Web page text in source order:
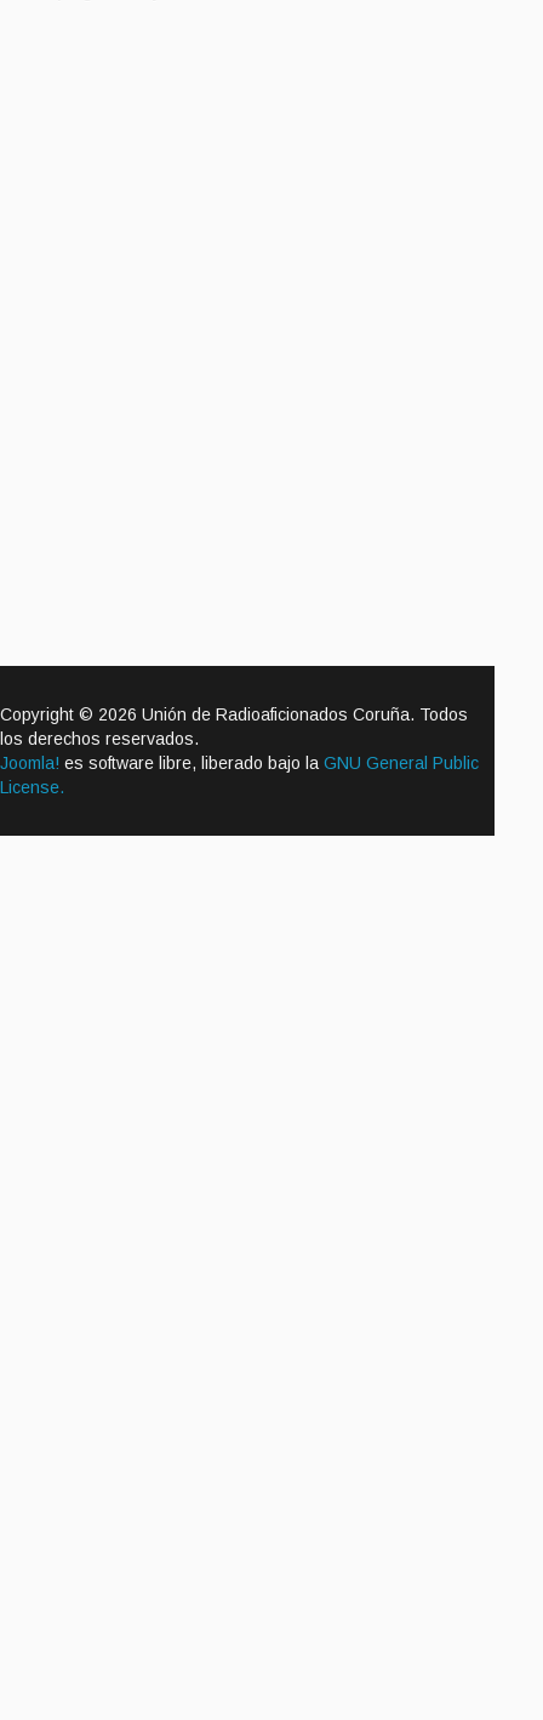
Copyright © 2026 Unión de Radioaficionados Coruña. Todos
los derechos reservados.
Joomla! es software libre, liberado bajo la GNU General Public
License.